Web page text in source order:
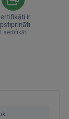
ir
sertifikāti